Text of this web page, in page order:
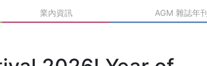
業內資訊 AGM 雜誌年刊